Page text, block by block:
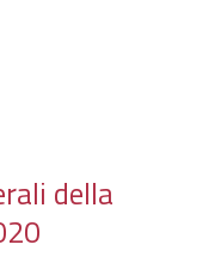
della